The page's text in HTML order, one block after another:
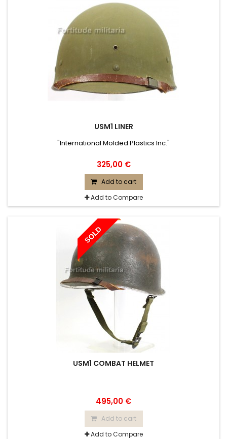
USM1 LINER
"International Molded Plastics Inc."
325,00 €
Add to cart
Add to Compare
SOLD
USM1 COMBAT HELMET
495,00 €
Add to cart
Add to Compare